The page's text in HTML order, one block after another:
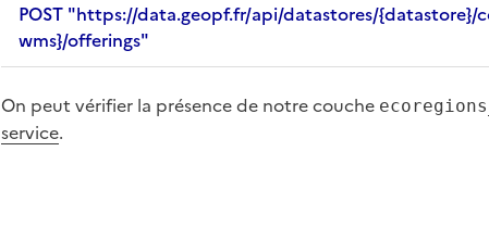
POST "https://data.geopf.fr/api/datastores/
wms}/offerings"
On peut vérifier la présence de notre couche
service.